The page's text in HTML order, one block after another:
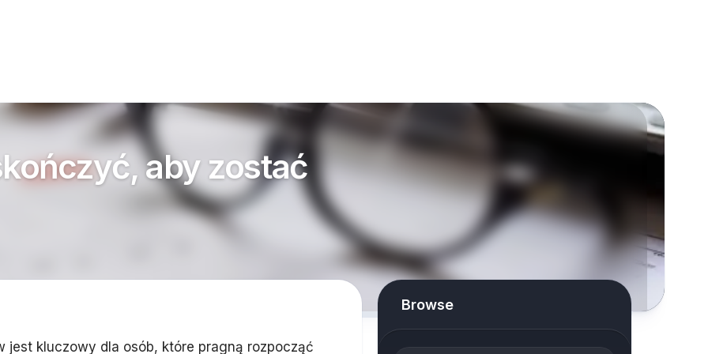
aby zostać
jest kluczowy dla osób, które pragną rozpocząć
Browse